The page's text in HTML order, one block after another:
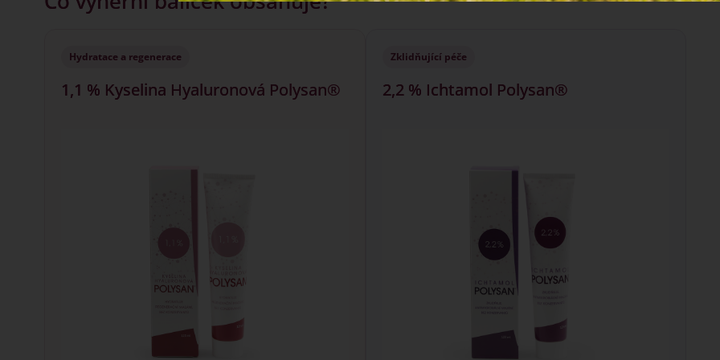
Hydratace a regenerace
1,1 % Kyselina Hyaluronová Polysan®
Zklidňující péče
2,2 % Ichtamol Polysan®